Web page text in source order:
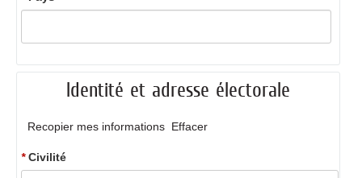
Identité et adresse électorale
Recopier mes informations Effacer
*Civilité